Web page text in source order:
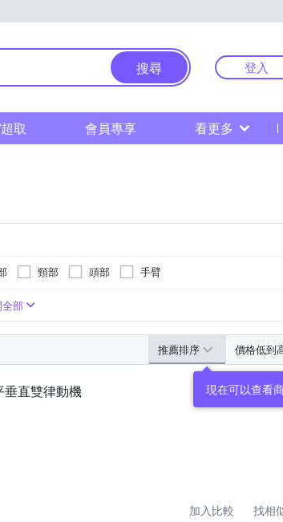
搜尋 登入
取 會員專享 看更多
頸部 頭部 手臂
全部
推薦排序 價格低到
現在可以查看
垂直雙律動機
加入比較 找相